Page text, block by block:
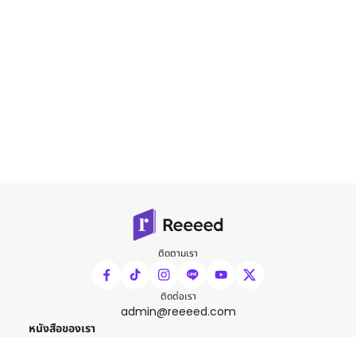
ติดตามเรา
ติดต่อเรา
admin@reeeed.com
หนังสือของเรา